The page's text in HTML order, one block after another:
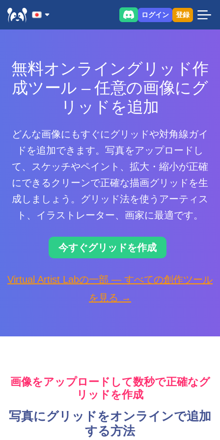
ログイン 登録
無料オンライングリッド作
成ツール – 任意の画像にグ
リッドを追加
どんな画像にもすぐにグリッドや対角線ガイ
ドを追加できます。写真をアップロードし
て、スケッチやペイント、拡大・縮小が正確
にできるクリーンで正確な描画グリッドを生
成しましょう。グリッド法を使うアーティス
ト、イラストレーター、画家に最適です。
今すぐグリッドを作成
Virtual Artist Labの一部 — すべての創作ツール
を見る →
画像をアップロードして数秒で正確なグ
リッドを作成
写真にグリッドをオンラインで追加
する方法